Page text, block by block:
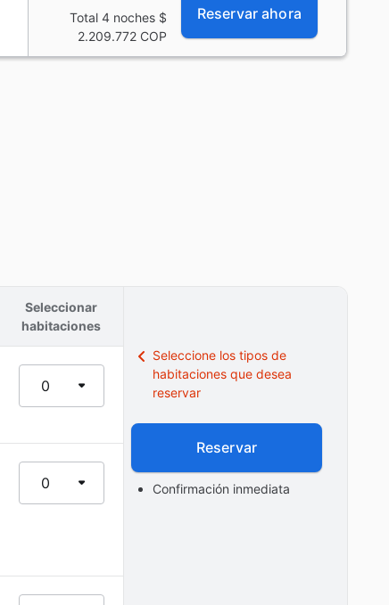
Total 4 noches $
2.209.772COP
Reservar ahora
Seleccionar
habitaciones
0
0
Seleccione los tipos de
habitaciones que desea
reservar
Reservar
Confirmación inmediata